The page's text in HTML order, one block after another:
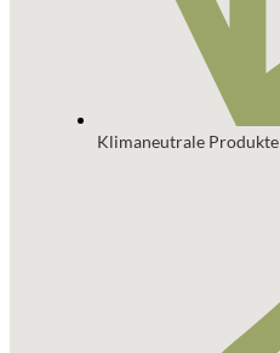
Klimaneutrale Produkte